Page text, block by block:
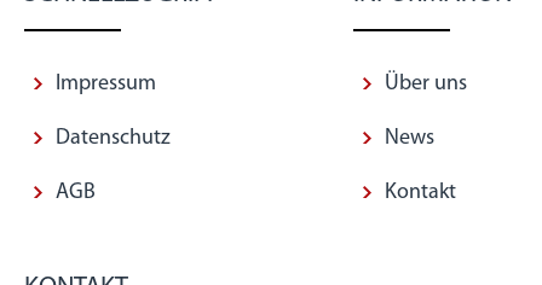
Impressum
Datenschutz
AGB
Über uns
News
Kontakt